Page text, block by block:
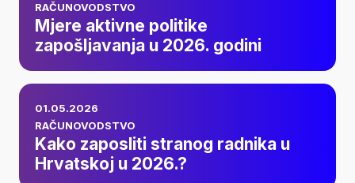
politike
zapošljavanja u
2026. godini
RAČUNOVODSTVO
Mjere aktivne politike
zapošljavanja u 2026. godini
Kako zaposliti
stranog radnika u
Hrvatskoj u 2026.?
01.05.2026
RAČUNOVODSTVO
Kako zaposliti stranog radnika u
Hrvatskoj u 2026.?